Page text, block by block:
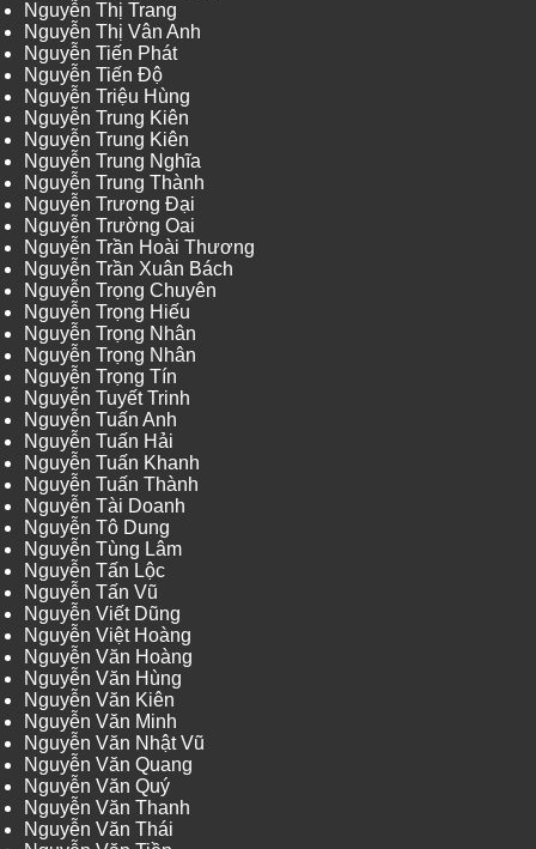
Nguyễn Thị Trang
Nguyễn Thị Vân Anh
Nguyễn Tiến Phát
Nguyễn Tiến Độ
Nguyễn Triệu Hùng
Nguyễn Trung Kiên
Nguyễn Trung Kiên
Nguyễn Trung Nghĩa
Nguyễn Trung Thành
Nguyễn Trương Đại
Nguyễn Trường Oai
Nguyễn Trần Hoài Thương
Nguyễn Trần Xuân Bách
Nguyễn Trọng Chuyên
Nguyễn Trọng Hiếu
Nguyễn Trọng Nhân
Nguyễn Trọng Nhân
Nguyễn Trọng Tín
Nguyễn Tuyết Trinh
Nguyễn Tuấn Anh
Nguyễn Tuấn Hải
Nguyễn Tuấn Khanh
Nguyễn Tuấn Thành
Nguyễn Tài Doanh
Nguyễn Tô Dung
Nguyễn Tùng Lâm
Nguyễn Tấn Lộc
Nguyễn Tấn Vũ
Nguyễn Viết Dũng
Nguyễn Việt Hoàng
Nguyễn Văn Hoàng
Nguyễn Văn Hùng
Nguyễn Văn Kiên
Nguyễn Văn Minh
Nguyễn Văn Nhật Vũ
Nguyễn Văn Quang
Nguyễn Văn Quý
Nguyễn Văn Thanh
Nguyễn Văn Thái